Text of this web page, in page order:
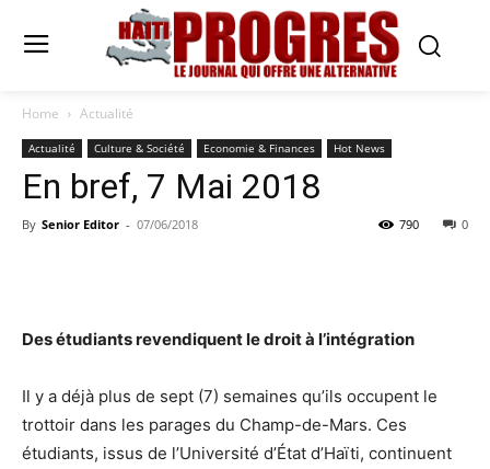
Home Actualité
Actualité Culture & Société Economie & Finances Hot News
En bref, 7 Mai 2018
By Senior Editor - 07/06/2018 0
790
Des étudiants revendiquent le droit à l’intégration
Il y a déjà plus de sept (7) semaines qu’ils occupent le
trottoir dans les parages du Champ-de-Mars. Ces
étudiants, issus de l’Université d’État d’Haïti, continuent